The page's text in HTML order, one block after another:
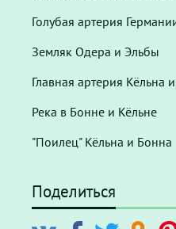
Голубая артерия
Земляк Одера и Эльбы
Главная артерия Кёльна
Река в Бонне и Кёльне
"Поилец" Кёльна и Бонна
Поделиться